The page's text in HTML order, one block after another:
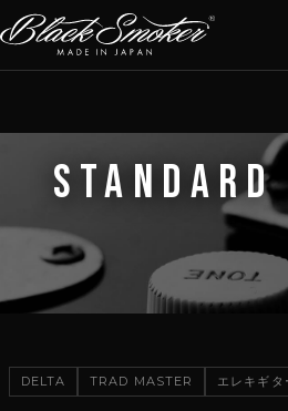
DELTA TRAD MASTER エレキギタ